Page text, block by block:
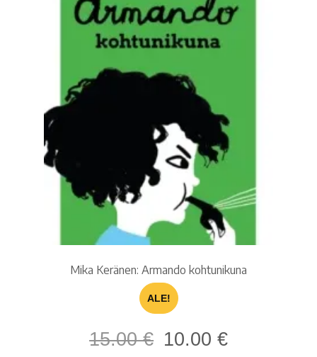
Mika Keränen: Armando kohtunikuna
ALE!
15.00€
Alkuperäinen
hinta
10.00 €Nykyinen